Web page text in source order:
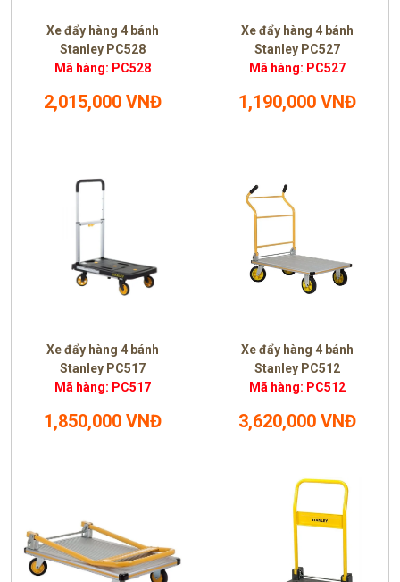
Xe đẩy hàng 4 bánh
Stanley PC528
Mã hàng: PC528
2,015,000 VNĐ
Xe đẩy hàng 4 bánh
Stanley PC527
Mã hàng: PC527
1,190,000 VNĐ
Xe đẩy hàng 4 bánh
Stanley PC517
Mã hàng: PC517
1,850,000 VNĐ
Xe đẩy hàng 4 bánh
Stanley PC512
Mã hàng: PC512
3,620,000 VNĐ